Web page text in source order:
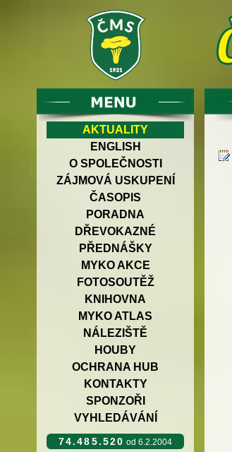
AKTUALITY
ENGLISH
O SPOLEČNOSTI
ZÁJMOVÁ USKUPENÍ
ČASOPIS
PORADNA
DŘEVOKAZNÉ
PŘEDNÁŠKY
MYKO AKCE
FOTOSOUTĚŽ
KNIHOVNA
MYKO ATLAS
NÁLEZIŠTĚ
HOUBY
OCHRANA HUB
KONTAKTY
SPONZOŘI
VYHLEDÁVÁNÍ
74.485.520 od 6.2.2004